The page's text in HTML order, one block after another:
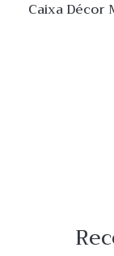
Caixa Décor